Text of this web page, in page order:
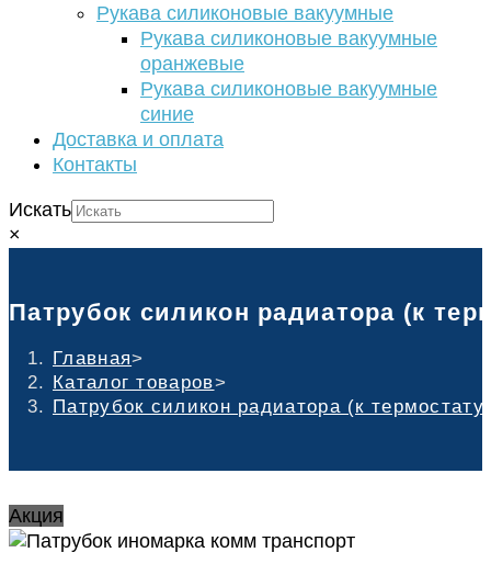
Рукава силиконовые вакуумные
Рукава силиконовые вакуумные
оранжевые
Рукава силиконовые вакуумные
синие
Доставка и оплата
Контакты
Искать
×
Патрубок силикон радиатора (к
Главная>
Каталог товаров>
Патрубок силикон радиатора (к
Акция